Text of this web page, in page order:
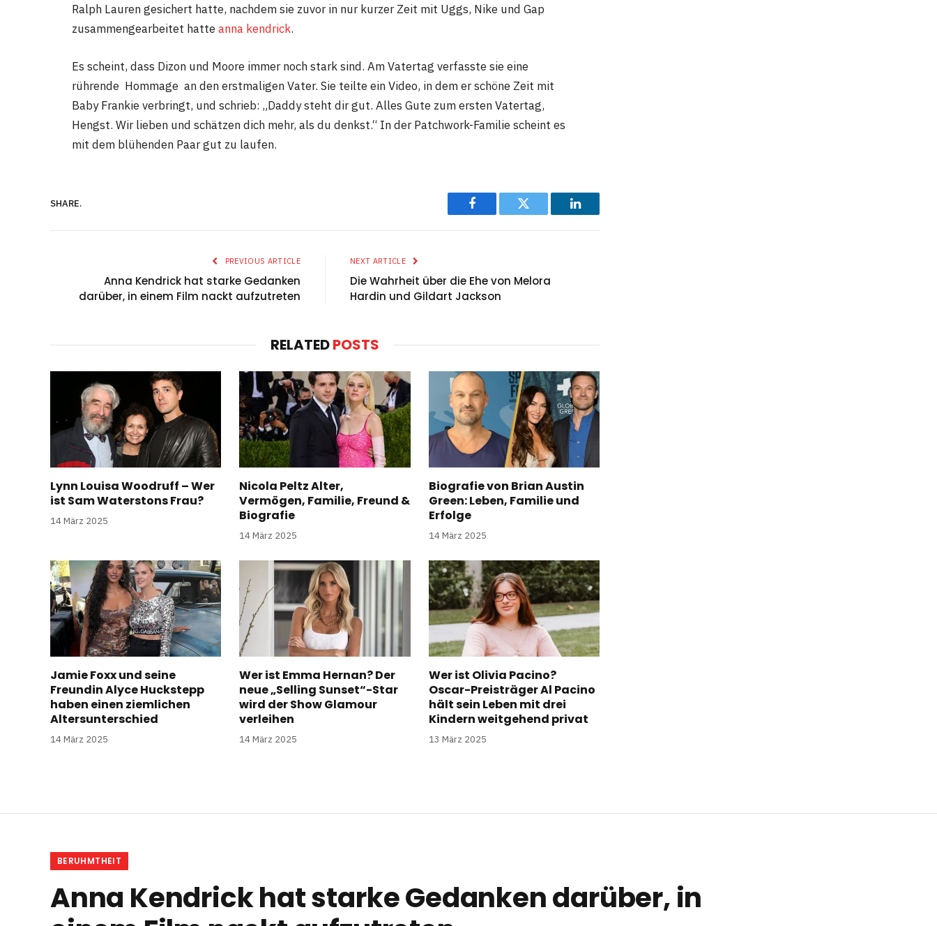
Ralph Lauren gesichert hatte, nachdem sie zuvor in nur kurzer Zeit mit Uggs, Nike und Gap
zusammengearbeitet hatte anna kendrick.
Es scheint, dass Dizon und Moore immer noch stark sind. Am Vatertag verfasste sie eine
rührende Hommage an den erstmaligen Vater. Sie teilte ein Video, in dem er schöne Zeit mit
Baby Frankie verbringt, und schrieb: „Daddy steht dir gut. Alles Gute zum ersten Vatertag,
Hengst. Wir lieben und schätzen dich mehr, als du denkst.“ In der Patchwork-Familie scheint es
mit dem blühenden Paar gut zu laufen.
SHARE.
Facebook Twitter LinkedIn
PREVIOUS ARTICLE
Anna Kendrick hat starke Gedanken
darüber, in einem Film nackt aufzutreten
NEXT ARTICLE
Die Wahrheit über die Ehe von Melora
Hardin und Gildart Jackson
RELATEDPOSTS
Lynn Louisa Woodruff – Wer
ist Sam Waterstons Frau?
14 März 2025
Nicola Peltz Alter,
Vermögen, Familie, Freund &
Biografie
14 März 2025
Biografie von Brian Austin
Green: Leben, Familie und
Erfolge
14 März 2025
Jamie Foxx und seine
Freundin Alyce Huckstepp
haben einen ziemlichen
Altersunterschied
14 März 2025
Wer ist Emma Hernan? Der
neue „Selling Sunset“-Star
wird der Show Glamour
verleihen
14 März 2025
Wer ist Olivia Pacino?
Oscar-Preisträger Al Pacino
hält sein Leben mit drei
Kindern weitgehend privat
13 März 2025
BERUHMTHEIT
Anna Kendrick hat starke Gedanken darüber, in